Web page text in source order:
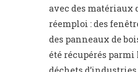
avec des matériaux
réemploi : des
des panneaux de
été récupérés parmi